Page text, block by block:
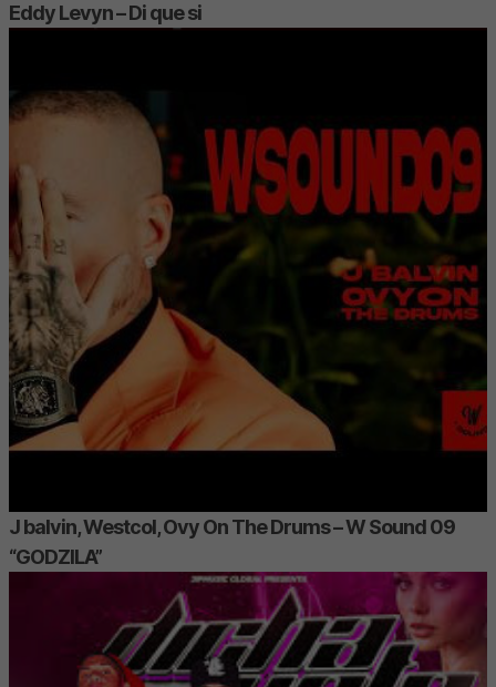
Eddy Levyn – Di que si
J balvin, Westcol, Ovy On The Drums – W Sound 09
“GODZILA”